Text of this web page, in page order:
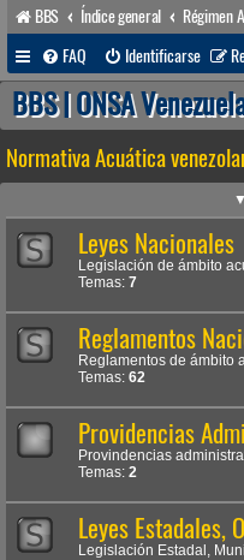
BBS Índice general
FAQ
Identificarse
BBS | ONSA
Normativa Acuática
Leyes Nacionales
Legislación de ámbito
Temas: 7
Reglamentos
Reglamentos de ámbito
Temas: 62
Providencias
Provindencias
Temas: 2
Leyes Estadales,
Legislación Estadal,